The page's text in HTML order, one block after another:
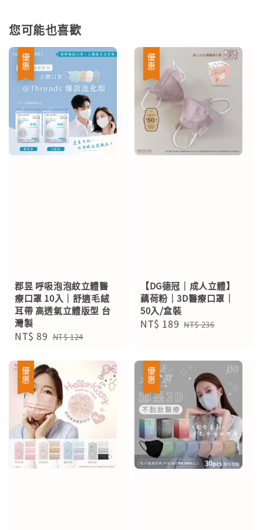
您可能也喜歡
優惠
郡昱 呼吸泡泡紋立體醫
療口罩 10入｜舒適毛絨
耳帶 高透氣立體版型 台
灣製
Sale
NT$ 89 Regular
NT$ 124
優惠
【DG德冠｜成人立體】
藕荷粉｜3D醫療口罩｜
50入/盒裝
Sale
NT$ 189 Regular
NT$ 236
優惠 優惠